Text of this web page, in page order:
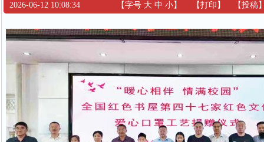
2026-06-12 10:08:34
【字号 大 中 小】 【打印 】 【投稿